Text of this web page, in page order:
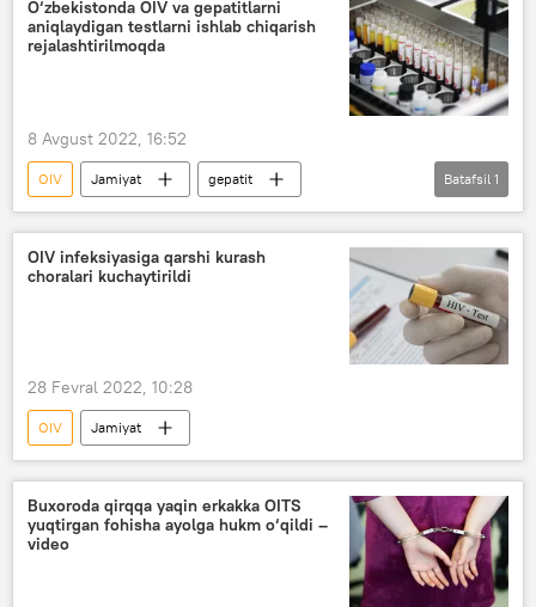
O‘zbekistonda OIV va gepatitlarni
aniqlaydigan testlarni ishlab chiqarish
rejalashtirilmoqda
8 Avgust 2022, 16:52
OIV Jamiyat
gepatit
O‘zbekiston
Batafsil 1
OIV infeksiyasiga qarshi kurash
choralari kuchaytirildi
28 Fevral 2022, 10:28
OIV Jamiyat
Buxoroda qirqqa yaqin erkakka OITS
yuqtirgan fohisha ayolga hukm o‘qildi –
video